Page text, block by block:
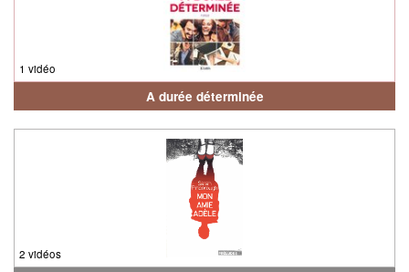
1 vidéo
A durée déterminée
2 vidéos